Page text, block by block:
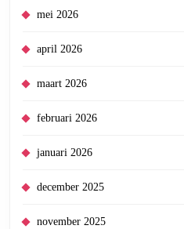
mei 2026
april 2026
maart 2026
februari 2026
januari 2026
december 2025
november 2025